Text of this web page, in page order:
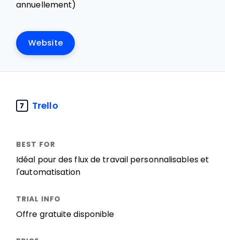
annuellement)
Website
7 Trello
Idéal pour des flux de travail personnalisables et
l'automatisation
Offre gratuite disponible